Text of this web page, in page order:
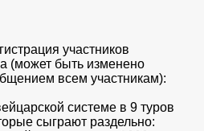
участников
(может быть изменено
всем участникам):
системе в 9 туров
сыграют раздельно: